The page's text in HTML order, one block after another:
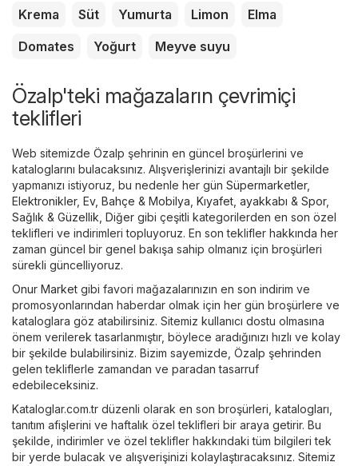
Krema
Süt Yumurta Limon
Elma
Domates
Yoğurt Meyve suyu
Özalp'teki mağazaların çevrimiçi
teklifleri
Web sitemizde Özalp şehrinin en güncel broşürlerini ve
kataloglarını bulacaksınız. Alışverişlerinizi avantajlı bir şekilde
yapmanızı istiyoruz, bu nedenle her gün Süpermarketler,
Elektronikler, Ev, Bahçe & Mobilya Kıyafet, ayakkabı & Spor,
Sağlık & Güzellik Diğer gibi çeşitli kategorilerden en son özel
teklifleri ve indirimleri topluyoruz. En son teklifler hakkında her
zaman güncel bir genel bakışa sahip olmanız için broşürleri
sürekli güncelliyoruz.
Onur Market gibi favori mağazalarınızın en son indirim ve
promosyonlarından haberdar olmak için her gün broşürlere ve
kataloglara göz atabilirsiniz. Sitemiz kullanıcı dostu olmasına
önem verilerek tasarlanmıştır, böylece aradığınızı hızlı ve kolay
bir şekilde bulabilirsiniz. Bizim sayemizde, Özalp şehrinden
gelen tekliflerle zamandan ve paradan tasarruf
edebileceksiniz.
Kataloglar.com.tr düzenli olarak en son broşürleri, katalogları,
tanıtım afişlerini ve haftalık özel teklifleri bir araya getirir. Bu
şekilde, indirimler ve özel teklifler hakkındaki tüm bilgileri tek
bir yerde bulacak ve alışverişinizi kolaylaştıracaksınız. Sitemiz